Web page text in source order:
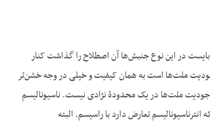
در این نوع جنبش‌ها آن اصطلاح را گذاشت کنار
موجودیت ملت‌ها است به همان کیفیت و خیلی در وجه خشن‌تر
ملت‌ها در یک محدودۀ نژادی نیست. ناسیونالیسم
تعارض دارد با راسیسم. البته